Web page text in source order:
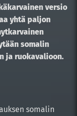
versio
yhtä paljon
somalin
ja ruokavalioon.
somalin